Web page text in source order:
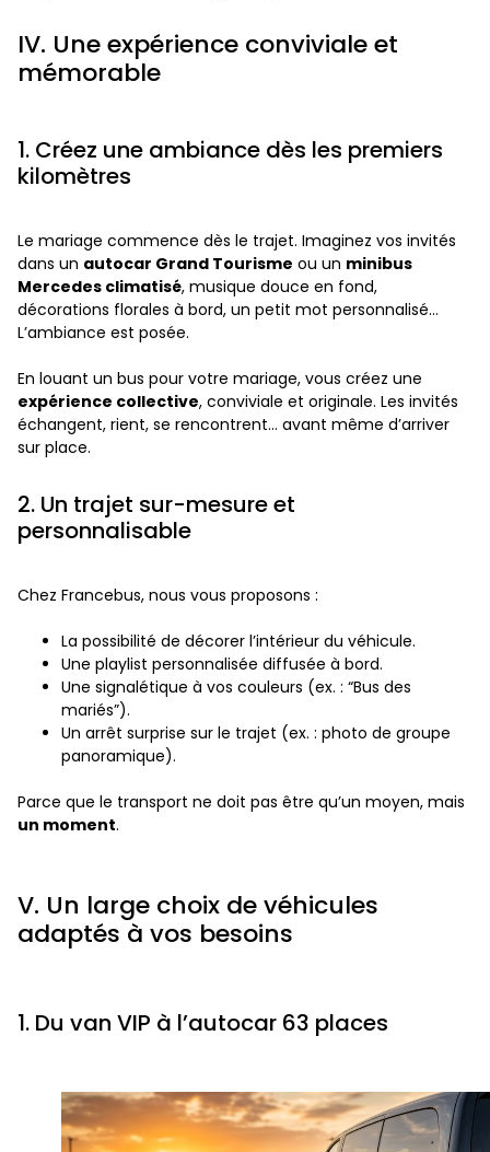
IV. Une expérience conviviale et
mémorable
1. Créez une ambiance dès les premiers
kilomètres
Le mariage commence dès le trajet. Imaginez vos invités
dans un autocar Grand Tourisme ou un minibus
Mercedes climatisé, musique douce en fond,
décorations florales à bord, un petit mot personnalisé…
L’ambiance est posée.
En louant un bus pour votre mariage, vous créez une
expérience collective, conviviale et originale. Les invités
échangent, rient, se rencontrent… avant même d’arriver
sur place.
2. Un trajet sur-mesure et
personnalisable
Chez Francebus, nous vous proposons :
La possibilité de décorer l’intérieur du véhicule.
Une playlist personnalisée diffusée à bord.
Une signalétique à vos couleurs (ex. : “Bus des
mariés”).
Un arrêt surprise sur le trajet (ex. : photo de groupe
panoramique).
Parce que le transport ne doit pas être qu’un moyen, mais
un moment.
V. Un large choix de véhicules
adaptés à vos besoins
1. Du van VIP à l’autocar 63 places